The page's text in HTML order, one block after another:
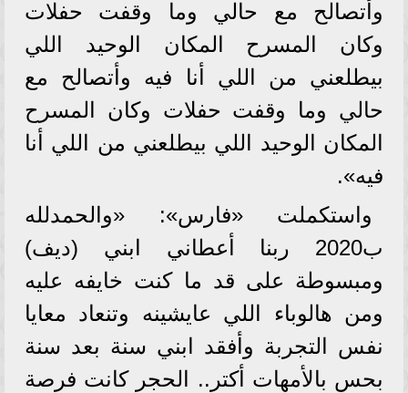
وأتصالح مع حالي وما وقفت حفلات
وكان المسرح المكان الوحيد اللي
بيطلعني من اللي أنا فيه وأتصالح مع
حالي وما وقفت حفلات وكان المسرح
المكان الوحيد اللي بيطلعني من اللي أنا
فيه».
واستكملت «فارس»: «والحمدلله
ب2020 ربنا أعطاني ابني (ديف)
ومبسوطة على قد ما كنت خايفه عليه
ومن هالوباء اللي عايشينه وتنعاد معايا
نفس التجربة وأفقد ابني سنة بعد سنة
بحس بالأمهات أكتر.. الحجر كانت فرصة